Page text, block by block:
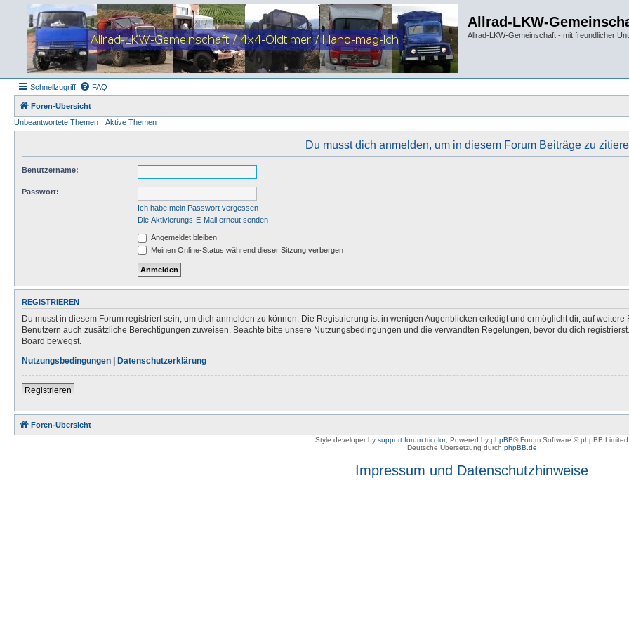
Allrad-LKW-
Allrad-LKW-Gemeinschaft - mit freundlicher
Schnellzugriff FAQ
Foren-Übersicht
Unbeantwortete Themen
Aktive Themen
Du musst dich anmelden, um in diesem Forum Beiträge zu
Benutzername:
Passwort:
Ich habe mein Passwort vergessen
Die Aktivierungs-E-Mail erneut senden
Angemeldet bleiben
Meinen Online-Status während dieser Sitzung verbergen
REGISTRIEREN
Du musst in diesem Forum registriert sein, um dich anmelden zu können. Die Registrierung ist in wenigen Augenblicken erledigt und ermöglicht dir, auf
Benutzern auch zusätzliche Berechtigungen zuweisen. Beachte bitte unsere Nutzungsbedingungen und die verwandten Regelungen, bevor du dich
Board bewegst.
Nutzungsbedingungen | Datenschutzerklärung
Registrieren
Foren-Übersicht
Style developer by support forum tricolor, Powered by phpBB® Forum Software © phpBB Limited
Deutsche Übersetzung durch phpBB.de
Impressum und Datenschutzhinweise